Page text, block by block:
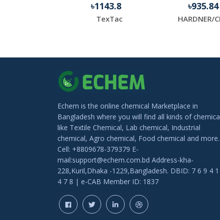
৳1143.8
TexTac HARDNER/
Echem is the online chemical Marketplace in
Bangladesh where you will find all kinds of
like Textile Chemical, Lab chemical, Industrial
chemical, Agro chemical, Food chemical and more.
Cell: +8809678-379379 E-
mail:support@echem.com.bd Address-kha-
228,Kuril,Dhaka -1229,Bangladesh. DBID: 7 6 9 4
4 7 8 | e-CAB Member ID: 1837